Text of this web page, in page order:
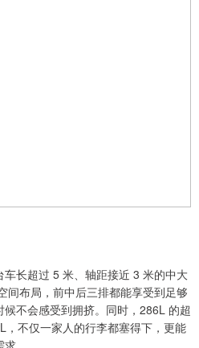
长超过 5 米、轴距接近 3 米的中大
间布局，前中后三排都能享受到足够
不会感受到拥挤。同时，286L 的超
不仅一家人的行李都塞得下，更能